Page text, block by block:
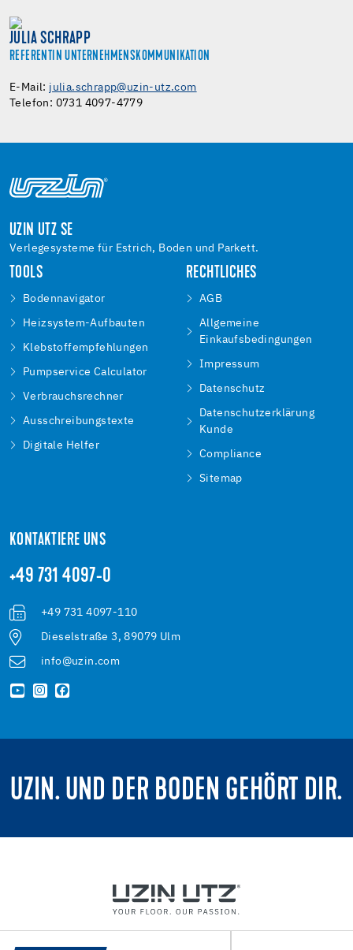
JULIA SCHRAPP
REFERENTIN UNTERNEHMENSKOMMUNIKATION
E-Mail: julia.schrapp@uzin-utz.com
Telefon: 0731 4097-4779
UZIN UTZ SE
Verlegesysteme für Estrich, Boden und Parkett.
TOOLS
Bodennavigator
Heizsystem-Aufbauten
Klebstoffempfehlungen
Pumpservice Calculator
Verbrauchsrechner
Ausschreibungstexte
Digitale Helfer
RECHTLICHES
AGB
Allgemeine
Einkaufsbedingungen
Impressum
Datenschutz
Datenschutzerklärung
Kunde
Compliance
Sitemap
KONTAKTIERE UNS
+49 731 4097-0
+49 731 4097-110
Dieselstraße 3, 89079 Ulm
info@uzin.com
UZIN. UND DER BODEN GEHÖRT DIR.